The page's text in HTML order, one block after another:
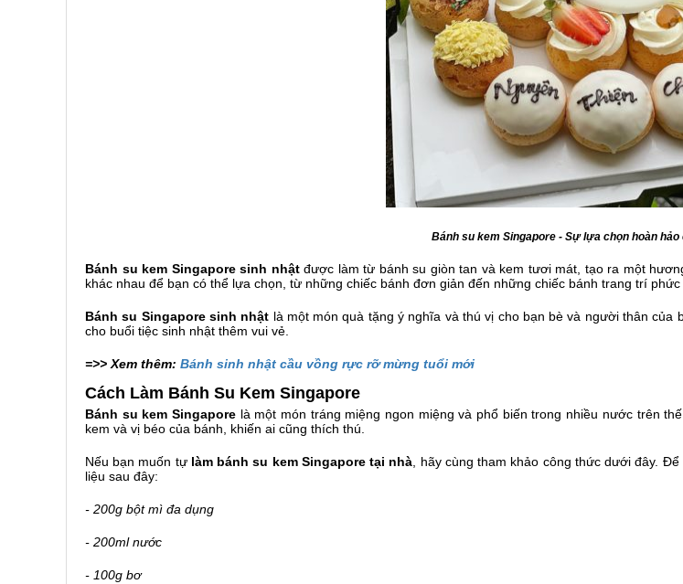
Bánh su kem Singapore - Sự lựa chọn hoàn
Bánh su kem Singapore sinh nhậtđược làm từ bánh su giòn tan và kem tươi mát, tạo ra một
khác nhau để bạn có thể lựa chọn, từ những chiếc bánh đơn giản đến những chiếc bánh trang trí phức
Bánh su Singapore sinh nhật là một món quà tặng ý nghĩa và thú vị cho bạn bè và người thân
cho buổi tiệc sinh nhật thêm vui vẻ.
=>> Xem thêm: Bánh sinh nhật cầu vồng rực rỡ mừng tuổi mới
Cách Làm Bánh Su Kem Singapore
Bánh su kem Singapore là một món tráng miệng ngon miệng và phổ biến trong nhiều nước trên thế
kem và vị béo của bánh, khiến ai cũng thích thú.
Nếu bạn muốn tự làm bánh su kem Singapore tại nhà , hãy cùng tham khảo công thức dưới đây.
liệu sau đây:
- 200g bột mì đa dụng
- 200ml nước
- 100g bơ